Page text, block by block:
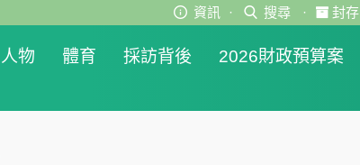
資訊 · 搜尋 · 封存
人物 體育 採訪背後 2026財政預算案